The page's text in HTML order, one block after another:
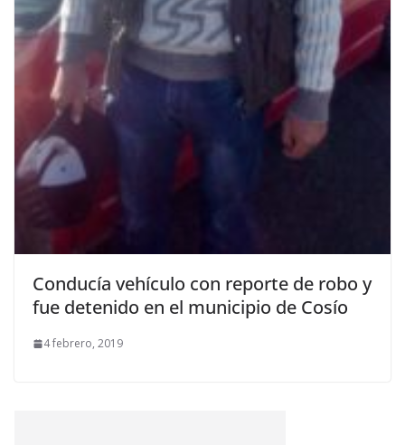
Conducía vehículo con reporte de robo y
fue detenido en el municipio de Cosío
4 febrero, 2019